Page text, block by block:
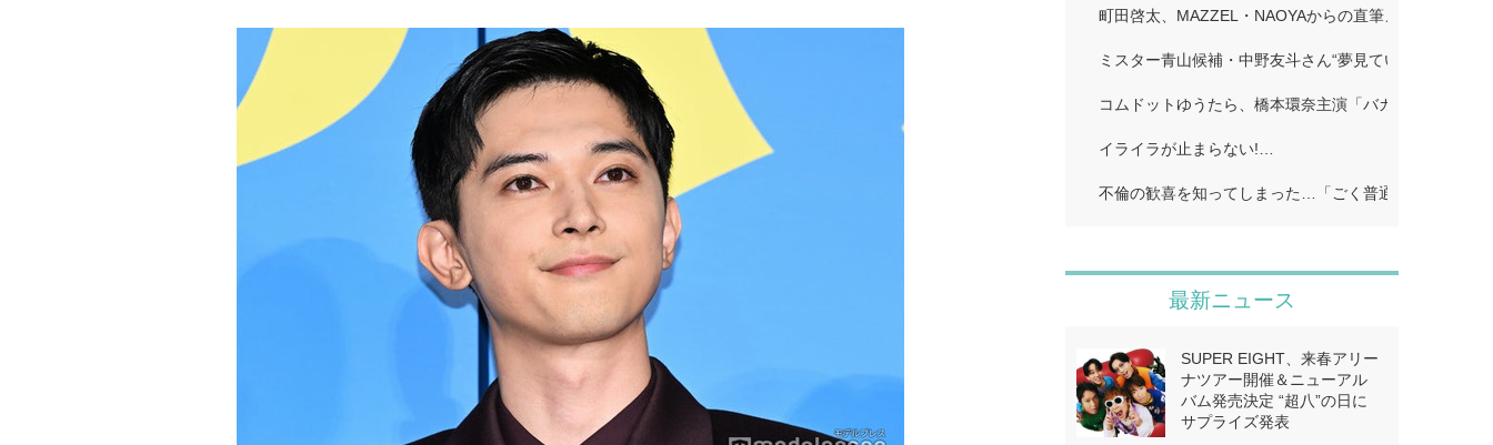
町田啓太、MAZZEL・NAOYAからの直筆メッセージ付
ミスター青山候補・中野友斗さん“夢見ていた賞受賞に
コムドットゆうたら、橋本環奈主演「バカンスの法則
イライラが止まらない!…
不倫の歓喜を知ってしまった…「ごく普通の主婦」…
最新ニュース
SUPER EIGHT、来春アリー
ナツアー開催＆ニューアル
バム発売決定 “超八”の日に
サプライズ発表